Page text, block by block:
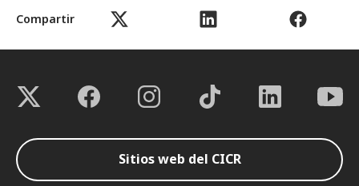
Compartir
Sitios web del CICR